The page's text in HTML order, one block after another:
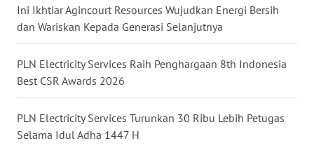
Ini Ikhtiar Agincourt Resources Wujudkan Energi Bersih
dan Wariskan Kepada Generasi Selanjutnya
PLN Electricity Services Raih Penghargaan 8th Indonesia
Best CSR Awards 2026
PLN Electricity Services Turunkan 30 Ribu Lebih Petugas
Selama Idul Adha 1447 H
WN
BALI
WN
KALTENG